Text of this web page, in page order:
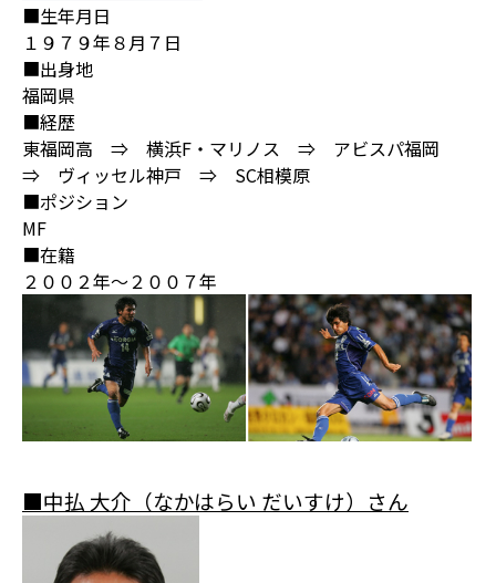
■生年月日
１９７９年８月７日
■出身地
福岡県
■経歴
東福岡高 ⇒ 横浜F・マリノス ⇒ アビスパ福岡
⇒ ヴィッセル神戸 ⇒ SC相模原
■ポジション
MF
■在籍
２００２年～２００７年
■中払 大介（なかはらい だいすけ）さん